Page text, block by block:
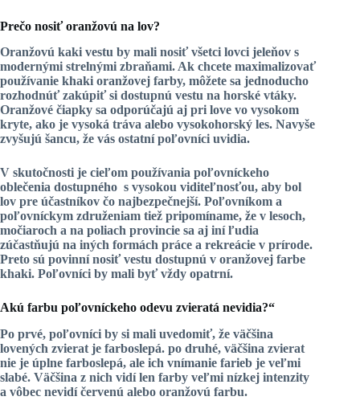
Prečo nosiť oranžovú na lov?
Oranžovú kaki vestu by mali nosiť všetci lovci jeleňov s
modernými strelnými zbraňami. Ak chcete maximalizovať
používanie khaki oranžovej farby, môžete sa jednoducho
rozhodnúť zakúpiť si dostupnú vestu na horské vtáky.
Oranžové čiapky sa odporúčajú aj pri love vo vysokom
kryte, ako je vysoká tráva alebo vysokohorský les. Navyše
zvyšujú šancu, že vás ostatní poľovníci uvidia.
V skutočnosti je cieľom používania poľovníckeho
oblečenia dostupného s vysokou viditeľnosťou, aby bol
lov pre účastníkov čo najbezpečnejší. Poľovníkom a
poľovníckym združeniam tiež pripomíname, že v lesoch,
močiaroch a na poliach provincie sa aj iní ľudia
zúčastňujú na iných formách práce a rekreácie v prírode.
Preto sú povinní nosiť vestu dostupnú v oranžovej farbe
khaki. Poľovníci by mali byť vždy opatrní.
Akú farbu poľovníckeho odevu zvieratá nevidia?“
Po prvé, poľovníci by si mali uvedomiť, že väčšina
lovených zvierat je farboslepá. po druhé, väčšina zvierat
nie je úplne farboslepá, ale ich vnímanie farieb je veľmi
slabé. Väčšina z nich vidí len farby veľmi nízkej intenzity
a vôbec nevidí červenú alebo oranžovú farbu.